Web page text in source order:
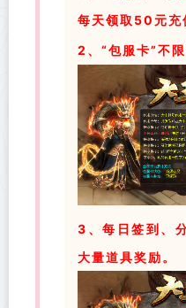
每天领取50元充
2、“包服卡”不
3、每日签到、
大量道具奖励。